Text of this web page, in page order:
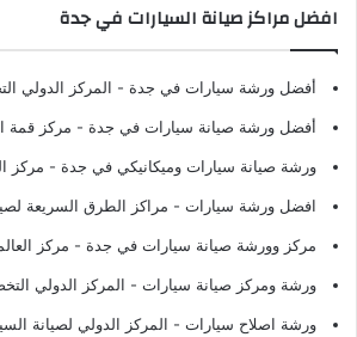
افضل مراكز صيانة السيارات في جدة
أفضل ورشة سيارات في جدة - المركز الدولي
أفضل ورشة صيانة سيارات في جدة - مركز قمة
ورشة صيانة سيارات وميكانيكي في جدة - مركز
افضل ورشة سيارات - مراكز الطرق السريعة
مركز وورشة صيانة سيارات في جدة - مركز
ورشة ومركز صيانة سيارات - المركز الدولي
ورشة اصلاح سيارات - المركز الدولي لصيانة